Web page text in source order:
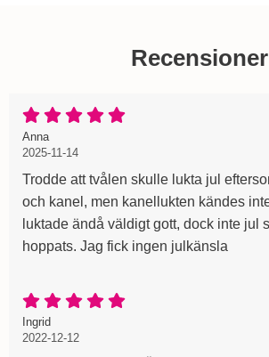
Recensioner
Betyg: 5 Stjärnor av 5
Recension av:
Anna, 2025-11-14
, 2025-11-14
2025-11-14
Trodde att tvålen skulle lukta jul
och kanel, men kanellukten kändes
luktade ändå väldigt gott, dock inte jul
hoppats. Jag fick ingen julkänsla
Betyg: 5 Stjärnor av 5
Recension av:
Ingrid, 2022-12-12
, 2022-12-12
2022-12-12